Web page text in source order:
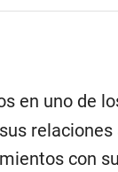
en uno de
con